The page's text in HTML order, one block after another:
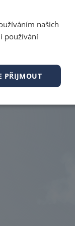
našich
používání
PŘIJMOUT